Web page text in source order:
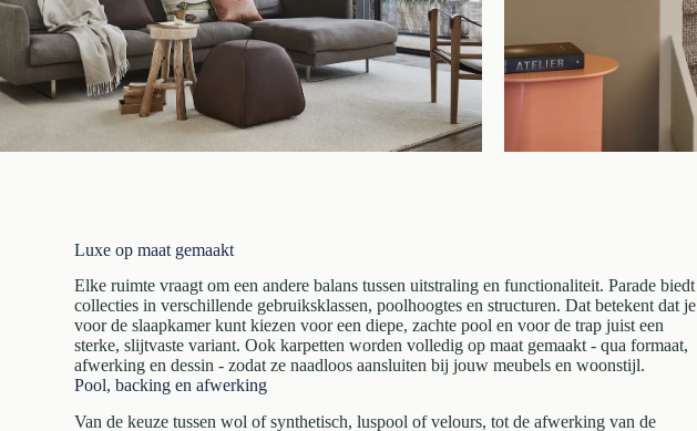
Luxe op maat gemaakt
Elke ruimte vraagt om een andere balans tussen uitstraling en functionaliteit. Parade biedt
collecties in verschillende gebruiksklassen, poolhoogtes en structuren. Dat betekent dat je
voor de slaapkamer kunt kiezen voor een diepe, zachte pool en voor de trap juist een
sterke, slijtvaste variant. Ook karpetten worden volledig op maat gemaakt - qua formaat,
afwerking en dessin - zodat ze naadloos aansluiten bij jouw meubels en woonstijl.
Pool, backing en afwerking
Van de keuze tussen wol of synthetisch, luspool of velours, tot de afwerking van de